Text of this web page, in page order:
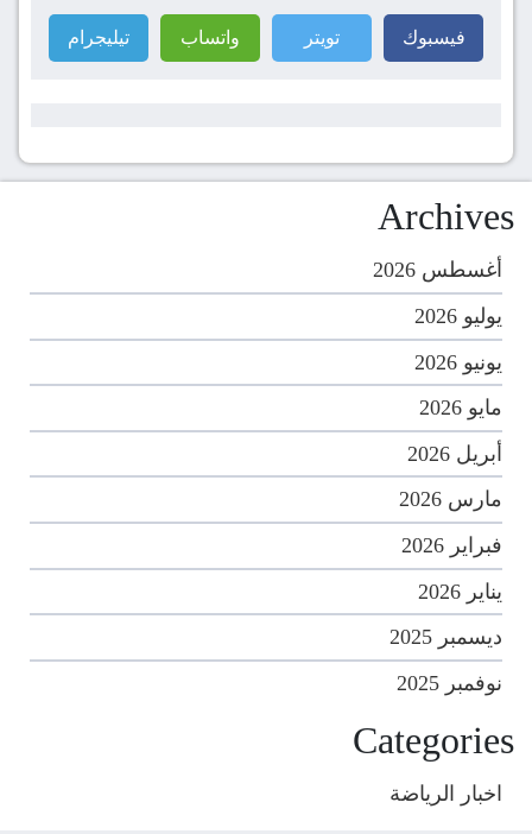
فيسبوك تويتر واتساب تيليجرام
Archives
أغسطس 2026
يوليو 2026
يونيو 2026
مايو 2026
أبريل 2026
مارس 2026
فبراير 2026
يناير 2026
ديسمبر 2025
نوفمبر 2025
Categories
اخبار الرياضة